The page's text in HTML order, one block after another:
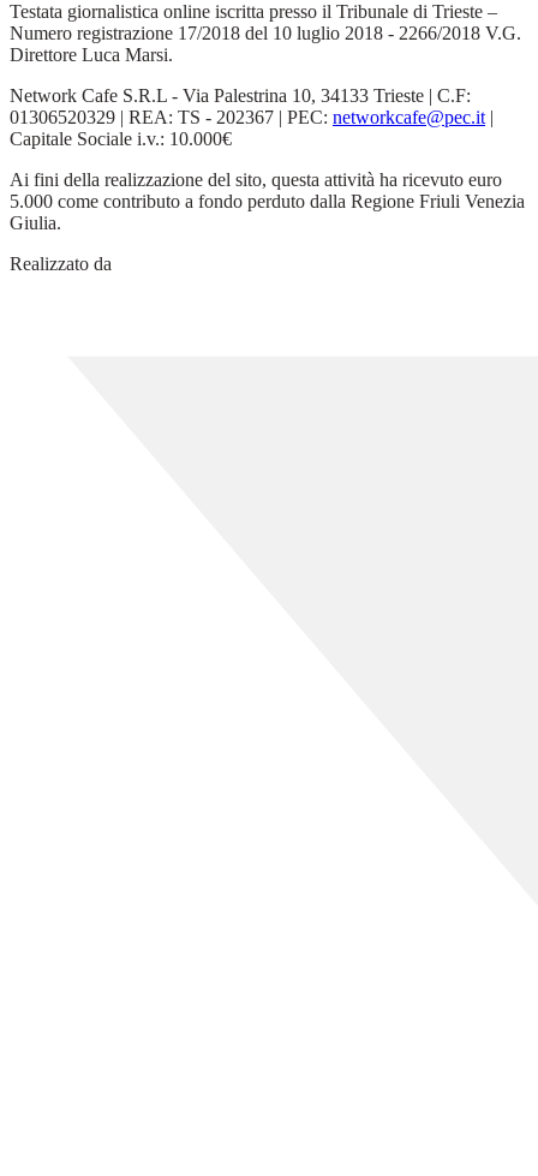
Testata giornalistica online iscritta presso il Tribunale di Trieste –
Numero registrazione 17/2018 del 10 luglio 2018 - 2266/2018 V.G.
Direttore Luca Marsi.
Network Cafe S.R.L - Via Palestrina 10, 34133 Trieste | C.F:
01306520329 | REA: TS - 202367 | PEC: networkcafe@pec.it |
Capitale Sociale i.v.: 10.000€
Ai fini della realizzazione del sito, questa attività ha ricevuto euro
5.000 come contributo a fondo perduto dalla Regione Friuli Venezia
Giulia.
Realizzato da